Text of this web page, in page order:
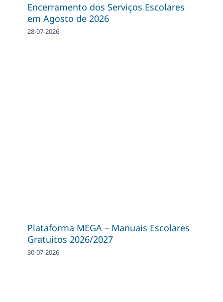
Encerramento dos Serviços Escolares
em Agosto de 2026
28-07-2026
Plataforma MEGA – Manuais Escolares
Gratuitos 2026/2027
30-07-2026